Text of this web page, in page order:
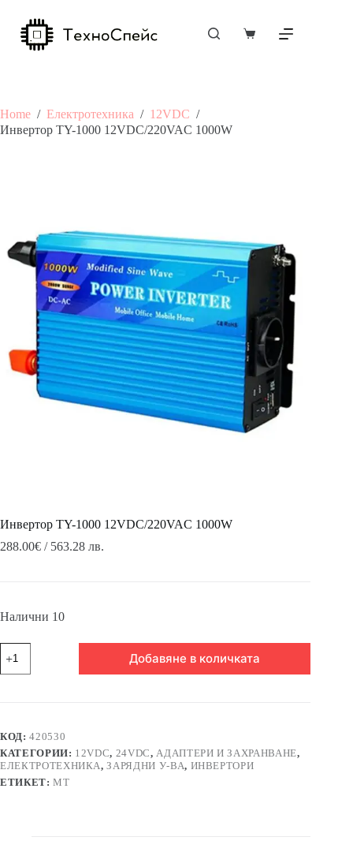
content
Shopping
Home / Електротехника / 12VDC /
Инвертор TY-1000 12VDC/220VAC 1000W
Инвертор TY-1000 12VDC/220VAC 1000W
288.00€ / 563.28 лв.
Налични 10
за
Инвертор
Добавяне в количката
КОД:420530
КАТЕГОРИИ: 12VDC, 24VDC, АДАПТЕРИ И ЗАХРАНВАНЕ,
ЕЛЕКТРОТЕХНИКА,ЗАРЯДНИ У-ВА, ИНВЕРТОРИ
ЕТИКЕТ:MT